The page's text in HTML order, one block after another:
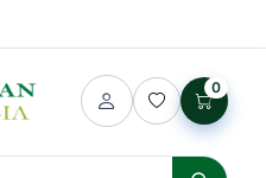
0